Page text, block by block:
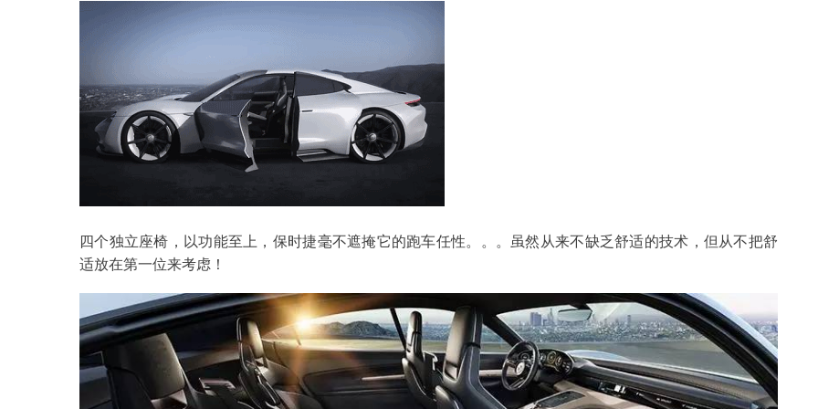
四个独立座椅，以功能至上，保时捷毫不遮掩它的跑车任性。。。虽然从来不缺乏舒适的技术，但从不把舒
适放在第一位来考虑！